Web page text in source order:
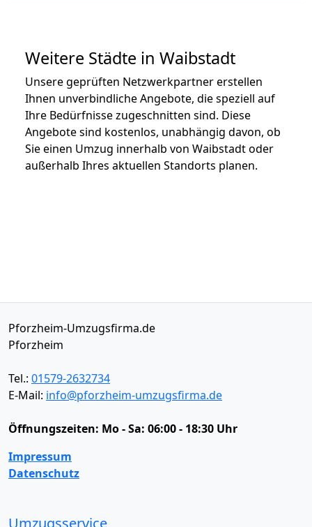
Weitere Städte in Waibstadt
Unsere geprüften Netzwerkpartner erstellen
Ihnen unverbindliche Angebote, die speziell auf
Ihre Bedürfnisse zugeschnitten sind. Diese
Angebote sind kostenlos, unabhängig davon, ob
Sie einen Umzug innerhalb von Waibstadt oder
außerhalb Ihres aktuellen Standorts planen.
Pforzheim-Umzugsfirma.de
Pforzheim
Tel.: 01579-2632734
E-Mail: info@pforzheim-umzugsfirma.de
Öffnungszeiten: Mo - Sa: 06:00 - 18:30 Uhr
Impressum
Datenschutz
Umzugsservice